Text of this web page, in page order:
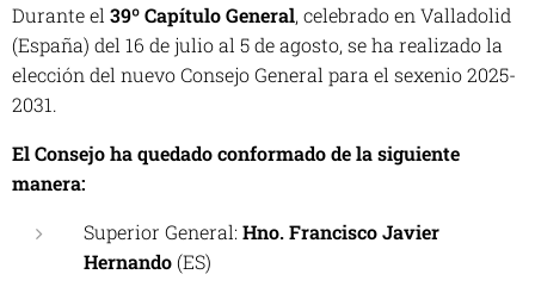
Durante el 39º Capítulo General, celebrado en Valladolid
(España) del 16 de julio al 5 de agosto, se ha realizado la
elección del nuevo Consejo General para el sexenio 2025-
2031.
El Consejo ha quedado conformado de la siguiente
manera:
Superior General: Hno. Francisco Javier
Hernando(ES)